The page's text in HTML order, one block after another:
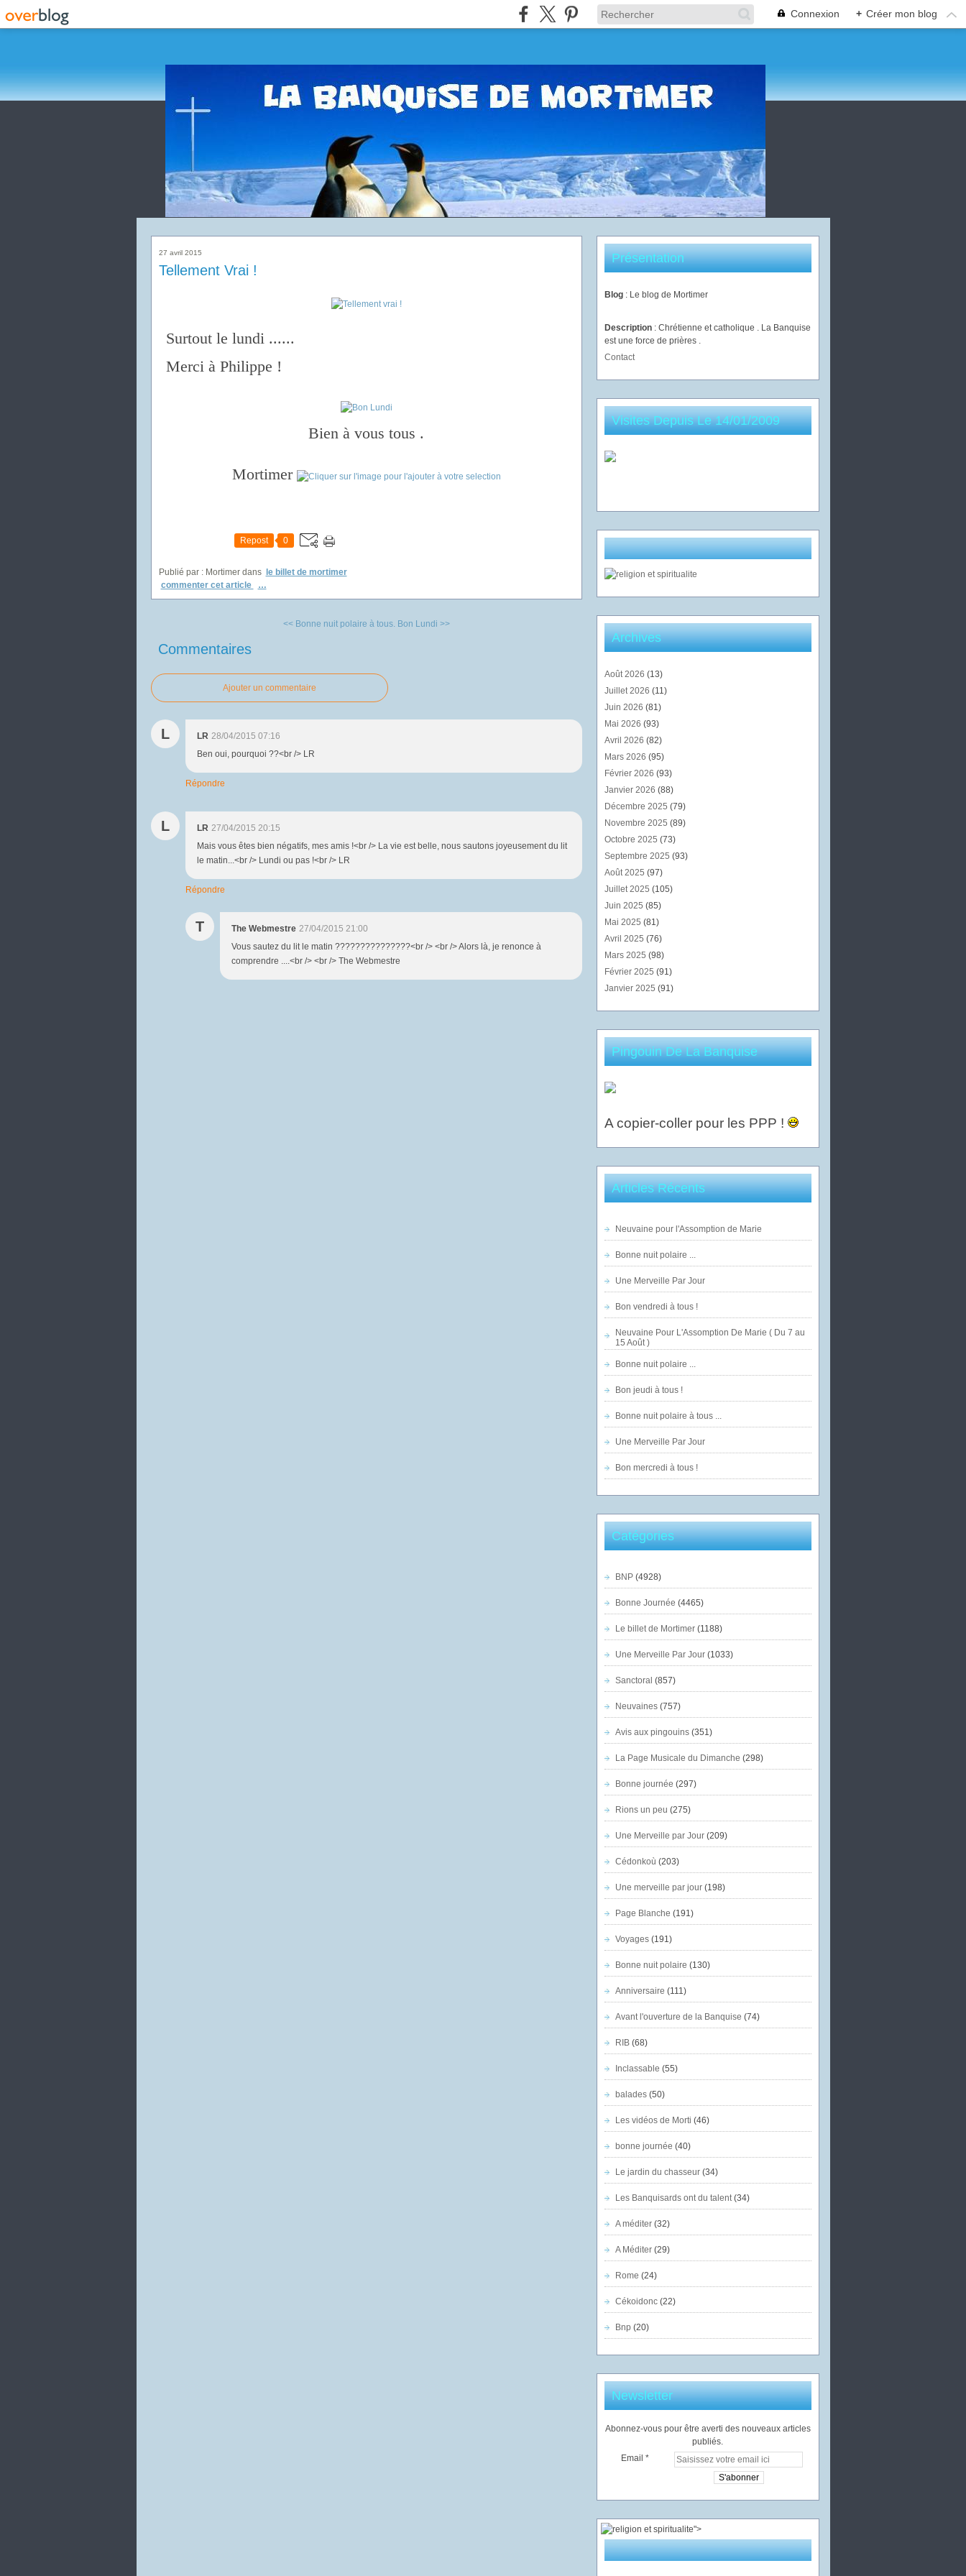
Connexion + Créer mon blog
27 avril 2015
Tellement Vrai !
Surtout le lundi ......
Merci à Philippe !
Bien à vous tous .
Mortimer
Repost 0
Publié par : Mortimer dans
le billet de mortimer
commenter cet article
…
<< Bonne nuit polaire à tous. Bon Lundi >>
Commentaires
Ajouter un commentaire
L LR 28/04/2015 07:16
Ben oui, pourquoi ??<br /> LR
Répondre
L LR 27/04/2015 20:15
Mais vous êtes bien négatifs, mes amis !<br /> La vie est belle, nous sautons joyeusement du lit
le matin...<br /> Lundi ou pas !<br /> LR
Répondre
T The Webmestre 27/04/2015 21:00
Vous sautez du lit le matin ???????????????<br /> <br /> Alors là, je renonce à
comprendre ....<br /> <br /> The Webmestre
Présentation
Blog : Le blog de Mortimer
Description : Chrétienne et catholique . La Banquise
est une force de prières .
Contact
Visites Depuis Le 14/01/2009
Archives
Août 2026 (13)
Juillet 2026 (11)
Juin 2026 (81)
Mai 2026 (93)
Avril 2026 (82)
Mars 2026 (95)
Février 2026 (93)
Janvier 2026 (88)
Décembre 2025 (79)
Novembre 2025 (89)
Octobre 2025 (73)
Septembre 2025 (93)
Août 2025 (97)
Juillet 2025 (105)
Juin 2025 (85)
Mai 2025 (81)
Avril 2025 (76)
Mars 2025 (98)
Février 2025 (91)
Janvier 2025 (91)
Pingouin De La Banquise
A copier-coller pour les PPP !
Articles Récents
Neuvaine pour l'Assomption de Marie
Bonne nuit polaire ...
Une Merveille Par Jour
Bon vendredi à tous !
Neuvaine Pour L'Assomption De Marie ( Du 7 au
15 Août )
Bonne nuit polaire ...
Bon jeudi à tous !
Bonne nuit polaire à tous ...
Une Merveille Par Jour
Bon mercredi à tous !
Catégories
BNP(4928)
Bonne Journée (4465)
Le billet de Mortimer(1188)
Une Merveille Par Jour(1033)
Sanctoral (857)
Neuvaines(757)
Avis aux pingouins(351)
La Page Musicale du Dimanche (298)
Bonne journée (297)
Rions un peu (275)
Une Merveille par Jour(209)
Cédonkoù (203)
Une merveille par jour(198)
Page Blanche (191)
Voyages(191)
Bonne nuit polaire (130)
Anniversaire (111)
Avant l'ouverture de la Banquise (74)
RIB(68)
Inclassable (55)
balades(50)
Les vidéos de Morti (46)
bonne journée (40)
Le jardin du chasseur(34)
Les Banquisards ont du talent(34)
A méditer(32)
A Méditer(29)
Rome (24)
Cékoidonc(22)
Bnp (20)
Newsletter
Abonnez-vous pour être averti des nouveaux articles
publiés.
Email
">